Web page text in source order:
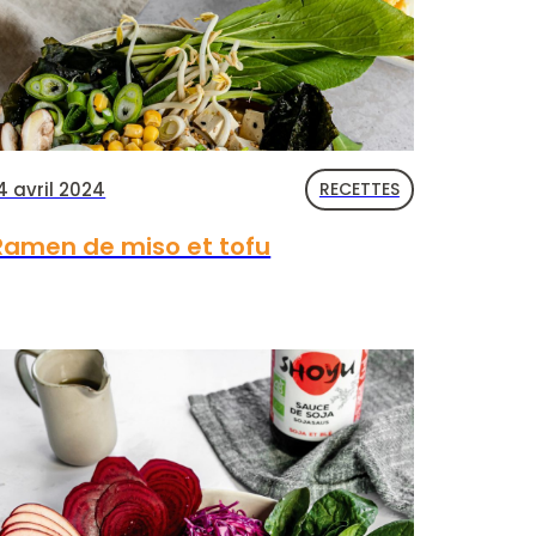
avril 2024 RECETTES
de miso et tofu